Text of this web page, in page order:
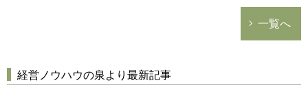
一覧へ
経営ノウハウの泉より最新記事